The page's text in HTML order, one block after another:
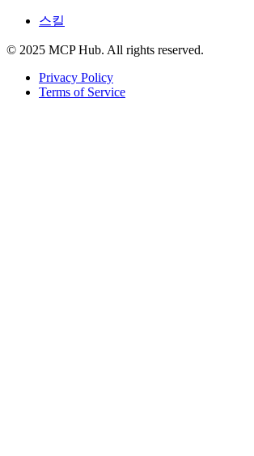
스킬
© 2025 MCP Hub. All rights reserved.
Privacy Policy
Terms of Service